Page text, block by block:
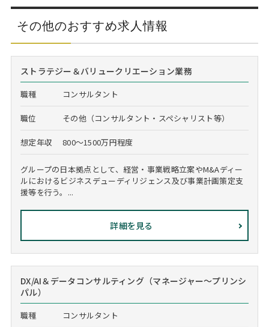
その他のおすすめ求人情報
ストラテジー＆バリュークリエーション業務
職種 コンサルタント
職位 その他（コンサルタント・スペシャリスト等）
想定年収 800～1500万円程度
グループの日本拠点として、経営・事業戦略立案やM&Aディー
ルにおけるビジネスデューディリジェンス及び事業計画策定支
援等を行う。...
詳細を見る
DX/AI＆データコンサルティング（マネージャー～プリンシ
パル）
職種 コンサルタント